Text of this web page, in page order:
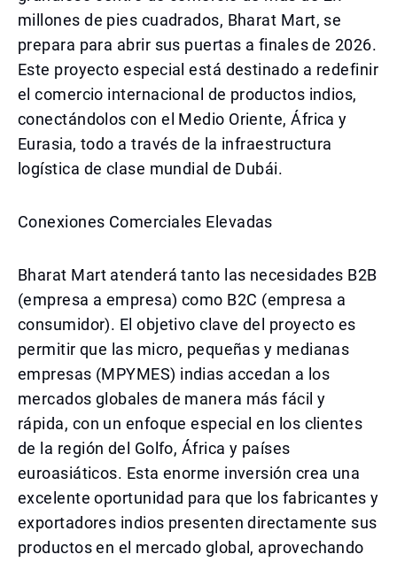
millones de pies cuadrados, Bharat Mart, se
prepara para abrir sus puertas a finales de 2026.
Este proyecto especial está destinado a redefinir
el comercio internacional de productos indios,
conectándolos con el Medio Oriente, África y
Eurasia, todo a través de la infraestructura
logística de clase mundial de Dubái.
Conexiones Comerciales Elevadas
Bharat Mart atenderá tanto las necesidades B2B
(empresa a empresa) como B2C (empresa a
consumidor). El objetivo clave del proyecto es
permitir que las micro, pequeñas y medianas
empresas (MPYMES) indias accedan a los
mercados globales de manera más fácil y
rápida, con un enfoque especial en los clientes
de la región del Golfo, África y países
euroasiáticos. Esta enorme inversión crea una
excelente oportunidad para que los fabricantes y
exportadores indios presenten directamente sus
productos en el mercado global, aprovechando